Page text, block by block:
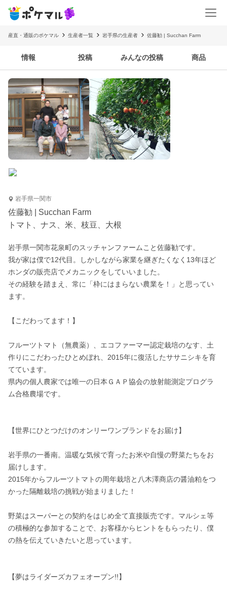
産直・通販のポケマル 生産者一覧 岩手県の生産者 佐藤勧 | Succhan Farm
情報 投稿 みんなの投稿 商品
岩手県一関市
佐藤勧 | Succhan Farm
トマト、ナス、米、枝豆、大根
岩手県一関市花泉町のスッチャンファームこと佐藤勧です。
我が家は僕で12代目。しかしながら家業を継ぎたくなく13年ほど
ホンダの販売店でメカニックをしていいました。
その経験を踏まえ、常に「枠にはまらない農業を！」と思ってい
ます。
【こだわってます！】
フルーツトマト（無農薬）、エコファーマー認定栽培のなす、土
作りにこだわったひとめぼれ、2015年に復活したササニシキを育
てています。
県内の個人農家では唯一の日本ＧＡＰ協会の放射能測定プログラ
ム合格農場です。
【世界にひとつだけのオンリーワンブランドをお届け】
岩手県の一番南。温暖な気候で育ったお米や自慢の野菜たちをお
届けします。
2015年からフルーツトマトの周年栽培と八木澤商店の醤油粕をつ
かった隔離栽培の挑戦が始まりました！
野菜はスーパーとの契約をはじめ全て直接販売です。マルシェ等
の積極的な参加することで、お客様からヒントをもらったり、僕
の熱を伝えていきたいと思っています。
【夢はライダーズカフェオープン!!】